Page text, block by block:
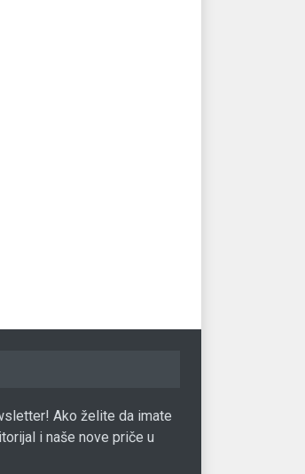
Ako želite da imate
i naše nove priče u